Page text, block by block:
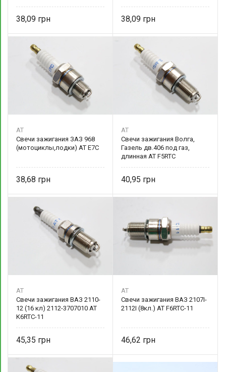
38,09 38,09
AT
Свечи зажигания ЗАЗ 968
(мотоциклы,лодки) AT E7C
38,68
AT
Свечи зажигания Волга,
Газель дв.406 под газ,
длинная AT F5RTC
40,95
AT
Свечи зажигания ВАЗ 2110-
12 (16 кл) 2112-3707010 AT
K6RTC-11
45,35
AT
Свечи зажигания ВАЗ 2107I-
2112I (8кл.) AT F6RTC-11
46,62